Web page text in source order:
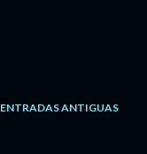
ENTRADAS ANTIGUAS